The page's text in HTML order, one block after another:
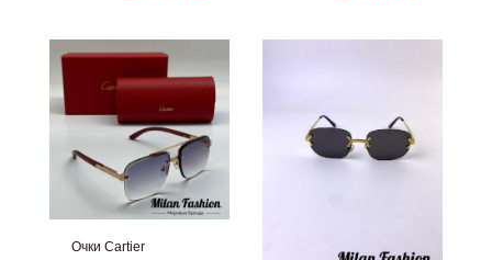
Очки Cartier